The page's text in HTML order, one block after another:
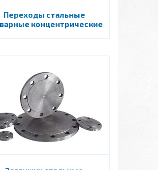
Переходы стальные
концентрические